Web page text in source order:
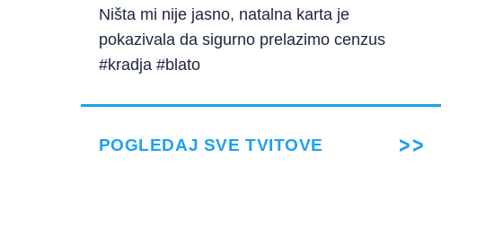
Ništa mi nije jasno, natalna karta je
pokazivala da sigurno prelazimo cenzus
#kradja #blato
POGLEDAJ SVE TVITOVE